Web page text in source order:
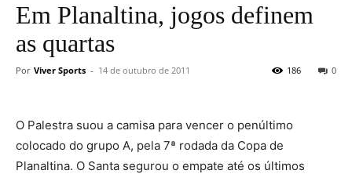
Em Planaltina, jogos definem
as quartas
Por Viver Sports - 14 de outubro de 2011 0
186
O Palestra suou a camisa para vencer o penúltimo
colocado do grupo A, pela 7ª rodada da Copa de
Planaltina. O Santa segurou o empate até os últimos